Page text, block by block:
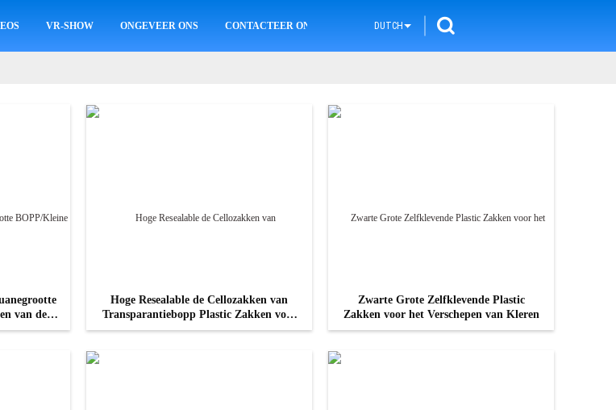
VR-SHOW ONGEVEER ONS CONTACTEER ONS DUTCH
van de
Hoge Resealable de Cellozakken van
Transparantiebopp Plastic Zakken voor
Kleine punten
Zwarte Grote Zelfklevende Plastic
Zakken voor het Verschepen van Kleren